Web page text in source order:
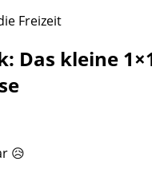
Freizeit
Das kleine
😥